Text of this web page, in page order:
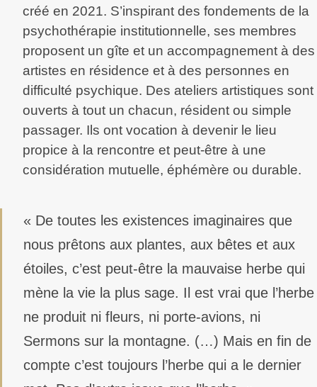
créé en 2021. S’inspirant des fondements de la
psychothérapie institutionnelle, ses membres
proposent un gîte et un accompagnement à des
artistes en résidence et à des personnes en
difficulté psychique. Des ateliers artistiques sont
ouverts à tout un chacun, résident ou simple
passager. Ils ont vocation à devenir le lieu
propice à la rencontre et peut-être à une
considération mutuelle, éphémère ou durable.
« De toutes les existences imaginaires que
nous prêtons aux plantes, aux bêtes et aux
étoiles, c’est peut-être la mauvaise herbe qui
mène la vie la plus sage. Il est vrai que l’herbe
ne produit ni fleurs, ni porte-avions, ni
Sermons sur la montagne. (…) Mais en fin de
compte c’est toujours l’herbe qui a le dernier